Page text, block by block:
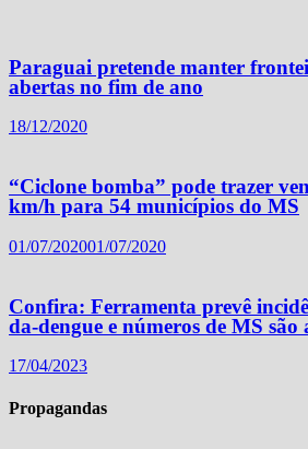
Paraguai pretende manter
abertas no fim de ano
18/12/2020
“Ciclone bomba” pode trazer
km/h para 54 municípios do MS
01/07/202001/07/2020
Confira: Ferramenta prevê
da-dengue e números de MS são
17/04/2023
Propagandas